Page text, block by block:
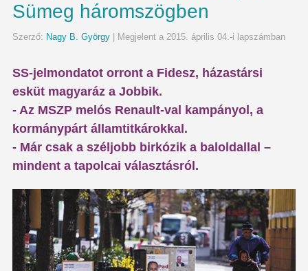
Sümeg háromszögben
Szerző: Nagy B. György| Megjelent a 2015. április 04.-i lapszámban
SS-jelmondatot orront a Fidesz, házastársi
esküt magyaráz a Jobbik.
- Az MSZP melós Renault-val kampányol, a
kormánypárt államtitkárokkal.
- Már csak a széljobb birkózik a baloldallal –
mindent a tapolcai választásról.